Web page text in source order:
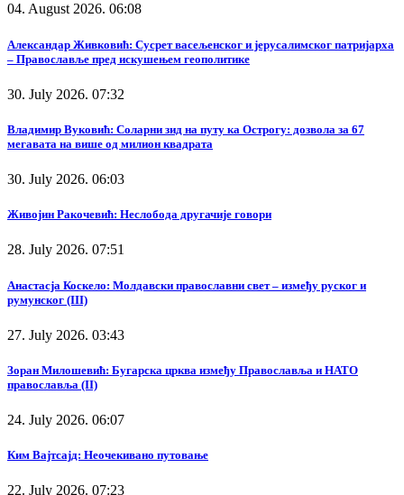
04. August 2026. 06:08
Александар Живковић: Сусрет васељенског и јерусалимског патријарха
– Православље пред искушењем геополитике
30. July 2026. 07:32
Владимир Вуковић: Соларни зид на путу ка Острогу: дозвола за 67
мегавата на више од милион квадрата
30. July 2026. 06:03
Живојин Ракочевић: Неслобода другачије говори
28. July 2026. 07:51
Анастасја Коскело: Молдавски православни свет – између руског и
румунског (III)
27. July 2026. 03:43
Зоран Милошевић: Бугарска црква између Православља и НАТО
православља (II)
24. July 2026. 06:07
Ким Вајтсајд: Неочекивано путовање
22. July 2026. 07:23